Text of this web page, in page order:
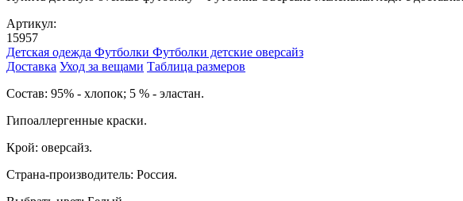
Артикул:
15957
Детская одежда Футболки Футболки детские оверсайз
Доставка Уход за вещами Таблица размеров
Cостав: 95% - хлопок; 5 % - эластан.
Гипоаллергенные краски.
Крой: оверсайз.
Страна-производитель: Россия.